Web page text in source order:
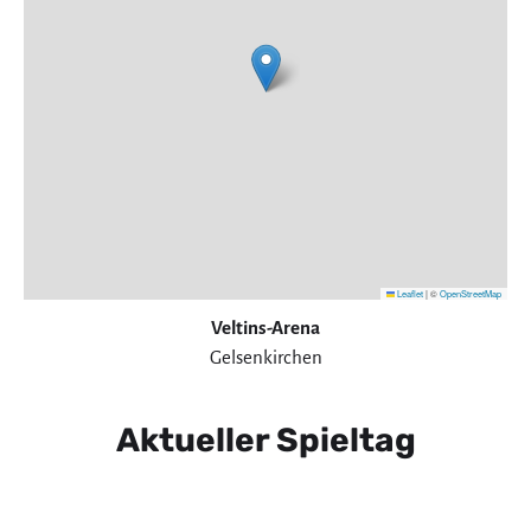
Leaflet|©OpenStreetMap
Veltins-Arena
Gelsenkirchen
Aktueller Spieltag